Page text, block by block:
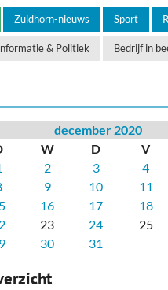
Zuidhorn-nieuws Sport
& Politiek Bedrijf in
december 2020
W D V
2 3 4
9 10 11
16 17 18
23 24 25
30 31